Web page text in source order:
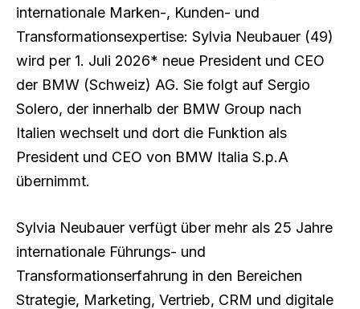
internationale Marken-, Kunden- und
Transformationsexpertise: Sylvia Neubauer (49)
wird per 1. Juli 2026* neue President und CEO
der BMW (Schweiz) AG. Sie folgt auf Sergio
Solero, der innerhalb der BMW Group nach
Italien wechselt und dort die Funktion als
President und CEO von BMW Italia S.p.A
übernimmt.
Sylvia Neubauer verfügt über mehr als 25 Jahre
internationale Führungs- und
Transformationserfahrung in den Bereichen
Strategie, Marketing, Vertrieb, CRM und digitale